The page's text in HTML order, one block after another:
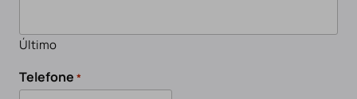
Último
Telefone *